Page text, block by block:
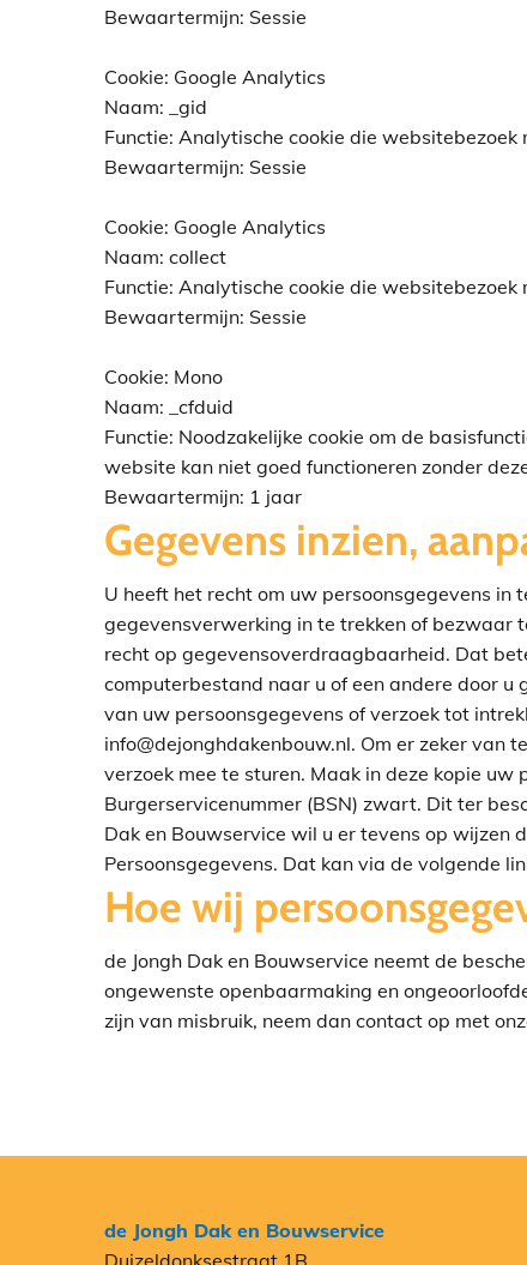
Bewaartermijn: Sessie
Cookie: Google Analytics
Naam: _gid
Functie: Analytische cookie die websitebezoek
Bewaartermijn: Sessie
Cookie: Google Analytics
Naam: collect
Functie: Analytische cookie die websitebezoek
Bewaartermijn: Sessie
Cookie: Mono
Naam: _cfduid
Functie: Noodzakelijke cookie om de
website kan niet goed functioneren zonder
Bewaartermijn: 1 jaar
Gegevens inzien,
U heeft het recht om uw persoonsgegevens
gegevensverwerking in te trekken of bezwaar
recht op gegevensoverdraagbaarheid. Dat
computerbestand naar u of een andere door
van uw persoonsgegevens of verzoek tot
info@dejonghdakenbouw.nl. Om er zeker
verzoek mee te sturen. Maak in deze kopie
Burgerservicenummer (BSN) zwart. Dit ter
Dak en Bouwservice wil u er tevens op wijzen
Persoonsgegevens. Dat kan via de volgende
Hoe wij
de Jongh Dak en Bouwservice neemt de
ongewenste openbaarmaking en
zijn van misbruik, neem dan contact op met
de Jongh Dak en Bouwservice